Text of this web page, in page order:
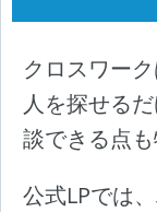
クロスワー
人を探せる
談できる点も
公式LPでは